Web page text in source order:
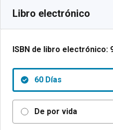
Libro electrónico
ISBN de libro electrónico:
60 Días
De por vida